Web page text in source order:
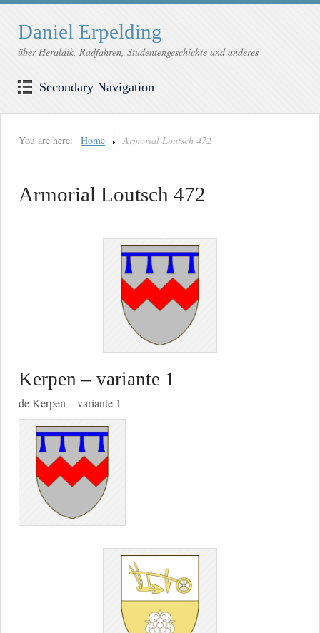
Daniel Erpelding
über Heraldik, Radfahren, Studentengeschichte und anderes
Secondary Navigation
You are here: Home Armorial Loutsch 472
Armorial Loutsch 472
Kerpen – variante 1
de Kerpen – variante 1